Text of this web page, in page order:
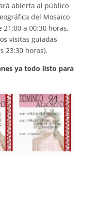
abierta al público
del Mosaico
a 00:30 horas,
visitas guiadas
23:30 horas).
ya todo listo para